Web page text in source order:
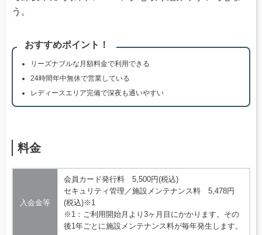
う。
おすすめポイント！
リーズナブルな月額料金で利用できる
24時間年中無休で営業している
レディースエリア完備で深夜も通いやすい
料金
入会金等
会員カード発行料 5,500円(税込)
セキュリティ管理／施設メンテナンス料 5,478円
(税込)※1
※1：ご利用開始月より3ヶ月目にかかります。その
後1年ごとに施設メンテナンス料が毎年発生します。